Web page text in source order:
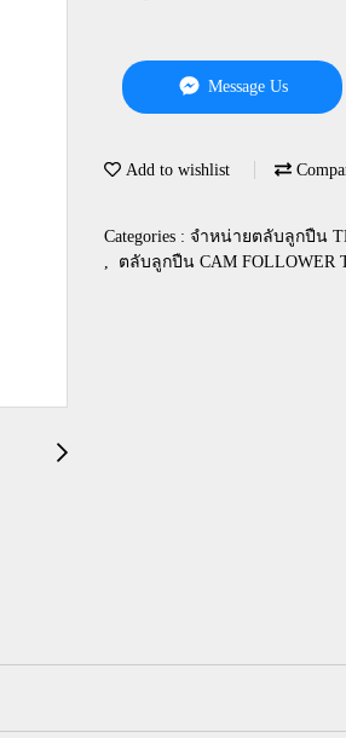
Message Us
Add to wishlist
Categories : จำหน่ายตลับลูกปืน
,
ตลับลูกปืน CAM FOLLOWER